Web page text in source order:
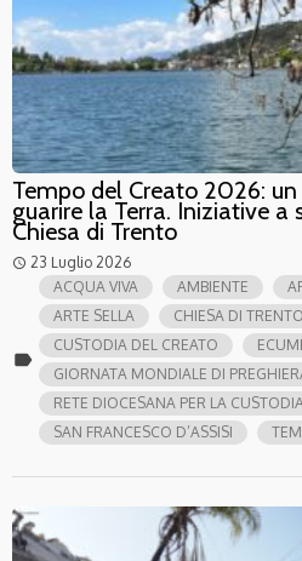
Tempo del Creato 2026:
guarire la Terra. Iniziative a
Chiesa di Trento
access_time 23 Luglio 2026
label
ACQUA VIVA AMBIENTE
ARTE SELLA
CHIESA DI TRENTO
CUSTODIA DEL CREATO
GIORNATA MONDIALE DI
RETE DIOCESANA PER LA
SAN FRANCESCO D’ASSISI